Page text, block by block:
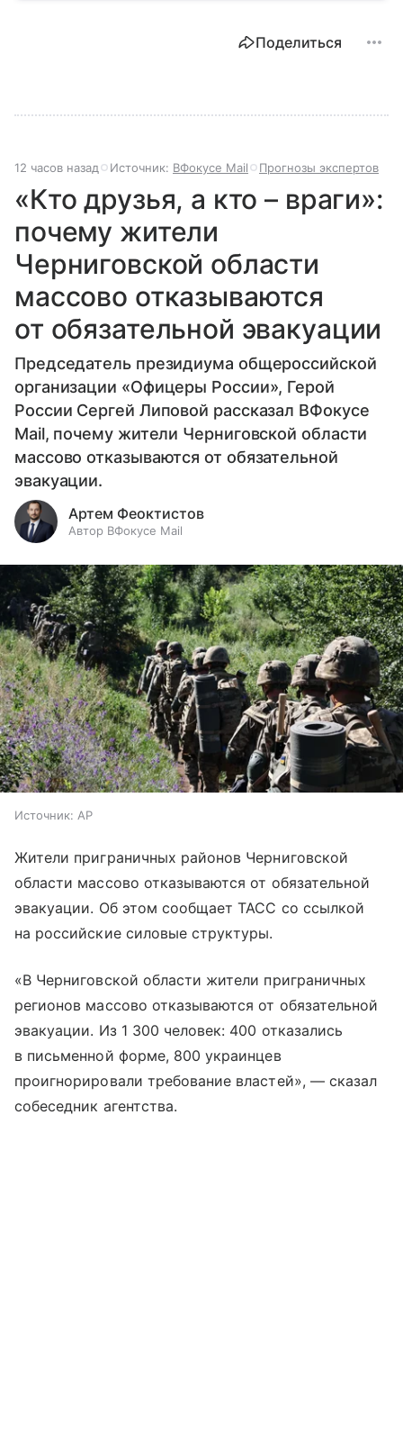
Поделиться
12 часов назад Источник: ВФокусе Mail Прогнозы экспертов
«Кто друзья, а кто – враги»:
почему жители
Черниговской области
массово отказываются
от обязательной эвакуации
Председатель президиума общероссийской
организации «Офицеры России», Герой
России Сергей Липовой рассказал ВФокусе
Mail, почему жители Черниговской области
массово отказываются от обязательной
эвакуации.
Артем Феоктистов
Автор ВФокусе Mail
Источник: AP
Жители приграничных районов Черниговской
области массово отказываются от обязательной
эвакуации. Об этом сообщает ТАСС со ссылкой
на российские силовые структуры.
«В Черниговской области жители приграничных
регионов массово отказываются от обязательной
эвакуации. Из 1 300 человек: 400 отказались
в письменной форме, 800 украинцев
проигнорировали требование властей», — сказал
собеседник агентства.